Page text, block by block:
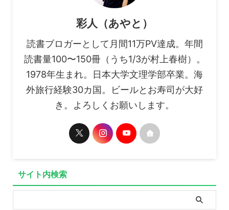
彩人（あやと）
読書ブロガーとして月間11万PV達成。年間
読書量100〜150冊（うち1/3が村上春樹）。
1978年生まれ。日本大学文理学部卒業。海
外旅行経験30カ国。ビールとお寿司が大好
き。よろしくお願いします。
サイト内検索